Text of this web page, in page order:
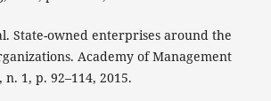
State-owned enterprises around the
Academy of Management
n. 1, p. 92–114, 2015.